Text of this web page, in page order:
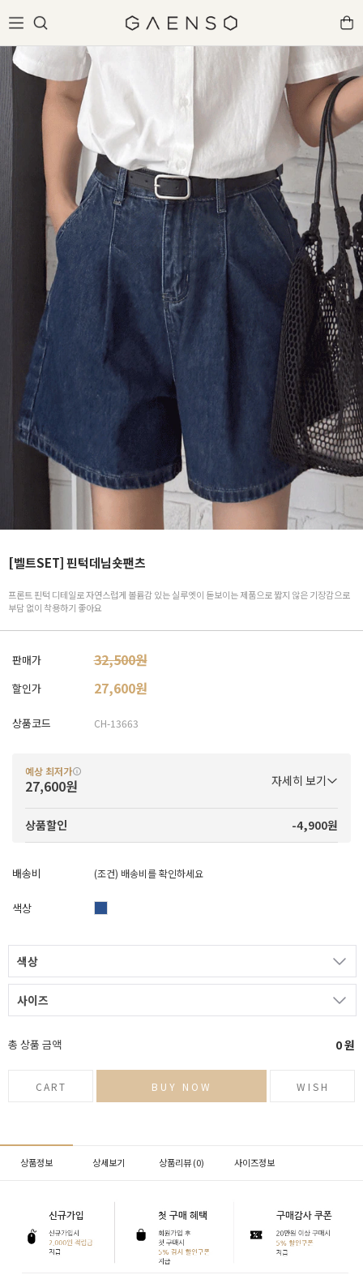
[벨트SET] 핀턱데님숏팬츠
프론트 핀턱 디테일로 자연스럽게 볼륨감 있는 실루엣이 돋보이는 제품으로 짧지 않은 기장감으로
부담 없이 착용하기 좋아요
판매가 32,500원
할인가 27,600원
상품코드 CH-13663
예상 최저가
27,600원 자세히 보기
상품할인 -4,900원
배송비 (조건) 배송비를 확인하세요
색상
색상
사이즈
총 상품 금액 0원
CART BUY NOW WISH
상품정보 상세보기 상품리뷰 (0) 사이즈정보